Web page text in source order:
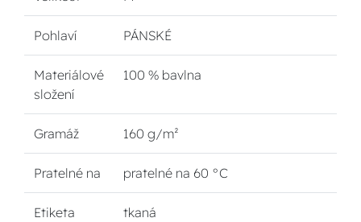
Pohlaví PÁNSKÉ
Materiálové
složení
100 % bavlna
Gramáž 160 g/m²
Pratelné na pratelné na 60 °C
Etiketa tkaná